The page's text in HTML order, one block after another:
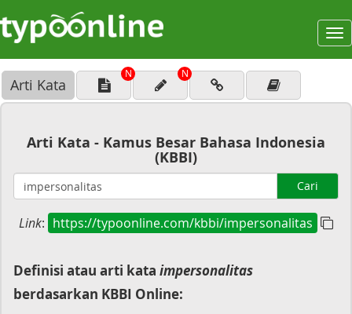
Arti Kata
N N
Arti Kata - Kamus Besar Bahasa Indonesia
(KBBI)
Cari
Link: https://typoonline.com/kbbi/impersonalitas
Definisi atau arti kata impersonalitas
berdasarkan KBBI Online: